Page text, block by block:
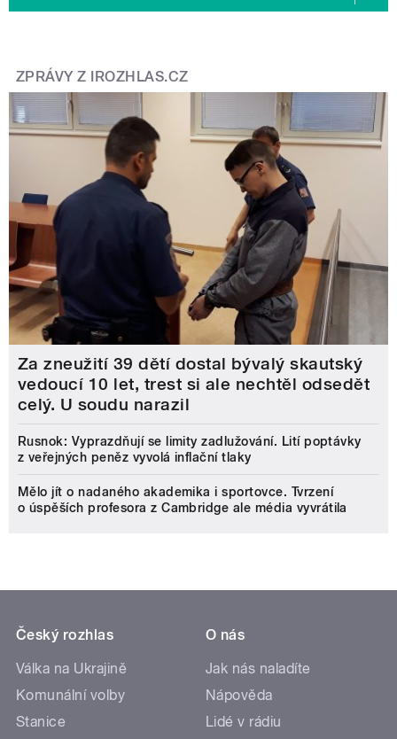
ZPRÁVY Z IROZHLAS.CZ
Za zneužití 39 dětí dostal bývalý skautský
vedoucí 10 let, trest si ale nechtěl odsedět
celý. U soudu narazil
Rusnok: Vyprazdňují se limity zadlužování. Lití poptávky
z veřejných peněz vyvolá inflační tlaky
Mělo jít o nadaného akademika i sportovce. Tvrzení
o úspěších profesora z Cambridge ale média vyvrátila
Český rozhlas
Válka na Ukrajině
Komunální volby
Stanice
O nás
Jak nás naladíte
Nápověda
Lidé v rádiu